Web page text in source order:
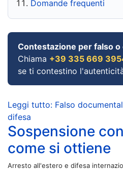
Domande frequenti
Contestazione per falso
Chiama +39 335 669
se ti contestino
Leggi tutto: Falso
difesa
Sospensione
come si ottiene
Arresto all'estero e difesa